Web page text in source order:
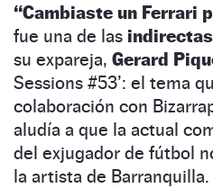
“Cambiaste un Ferrari
fue una de las indirectas
su expareja, Gerard
Sessions #53’: el tema
colaboración con
aludía a que la actual
del exjugador de fútbol
la artista de Barranquilla.